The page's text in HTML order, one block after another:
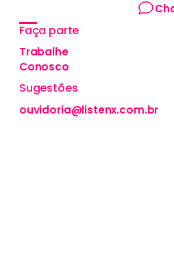
Faça parte
Trabalhe
Conosco
Sugestões
ouvidoria@listenx.com.br